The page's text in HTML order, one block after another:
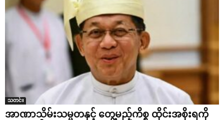
သတင်း
အာဏာသိမ်းသမ္မတနှင့် တွေ့မည့်ကိစ္စ ထိုင်းအစိုးရကို